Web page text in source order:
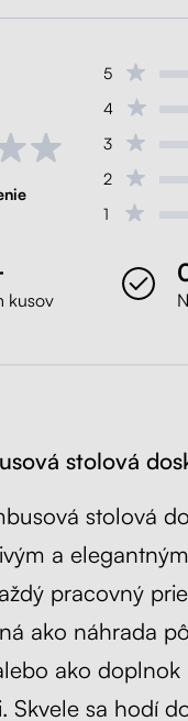
5
4
3
2
1
kusov
stolová
stolová
a
pracovný
ako náhrada
ako doplnok
Skvele sa hodí